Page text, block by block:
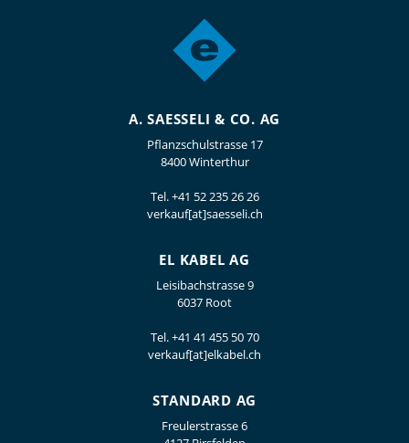
A. SAESSELI & CO. AG
Pflanzschulstrasse 17
8400 Winterthur
Tel.+41 52 235 26 26
verkauf[at]saesseli.ch
EL KABEL AG
Leisibachstrasse 9
6037 Root
Tel.+41 41 455 50 70
verkauf[at]elkabel.ch
STANDARD AG
Freulerstrasse 6